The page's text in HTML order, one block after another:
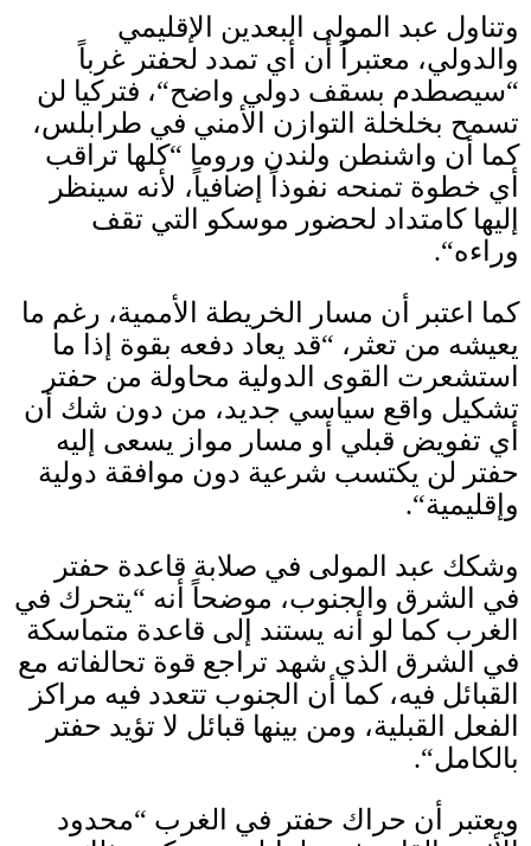
وتناول عبد المولى البعدين الإقليمي
والدولي، معتبراً أن أي تمدد لحفتر غرباً
“سيصطدم بسقف دولي واضح“، فتركيا لن
تسمح بخلخلة التوازن الأمني في طرابلس،
كما أن واشنطن ولندن وروما “كلها تراقب
أي خطوة تمنحه نفوذاً إضافياً، لأنه سينظر
إليها كامتداد لحضور موسكو التي تقف
وراءه“.
كما اعتبر أن مسار الخريطة الأممية، رغم ما
يعيشه من تعثر، “قد يعاد دفعه بقوة إذا ما
استشعرت القوى الدولية محاولة من حفتر
تشكيل واقع سياسي جديد، من دون شك أن
أي تفويض قبلي أو مسار مواز يسعى إليه
حفتر لن يكتسب شرعية دون موافقة دولية
وإقليمية“.
وشكك عبد المولى في صلابة قاعدة حفتر
في الشرق والجنوب، موضحاً أنه “يتحرك في
الغرب كما لو أنه يستند إلى قاعدة متماسكة
في الشرق الذي شهد تراجع قوة تحالفاته مع
القبائل فيه، كما أن الجنوب تتعدد فيه مراكز
الفعل القبلية، ومن بينها قبائل لا تؤيد حفتر
بالكامل“.
ويعتبر أن حراك حفتر في الغرب “محدود